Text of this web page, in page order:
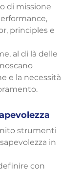
di missione
principles e
al di là delle
e la necessità
strumenti
in
con